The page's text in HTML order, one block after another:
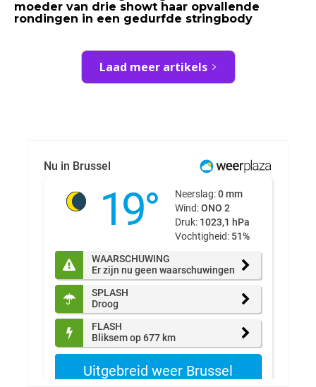
moeder van drie showt haar opvallende
rondingen in een gedurfde stringbody
Laad meer artikels